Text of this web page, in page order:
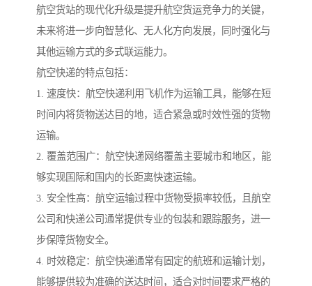
航空货站的现代化升级是提升航空货运竞争力的关键，
未来将进一步向智慧化、无人化方向发展，同时强化与
其他运输方式的多式联运能力。
航空快递的特点包括：
1. 速度快：航空快递利用飞机作为运输工具，能够在短
时间内将货物送达目的地，适合紧急或时效性强的货物
运输。
2. 覆盖范围广：航空快递网络覆盖主要城市和地区，能
够实现国际和国内的长距离快速运输。
3. 安全性高：航空运输过程中货物受损率较低，且航空
公司和快递公司通常提供专业的包装和跟踪服务，进一
步保障货物安全。
4. 时效稳定：航空快递通常有固定的航班和运输计划，
能够提供较为准确的送达时间，适合对时间要求严格的